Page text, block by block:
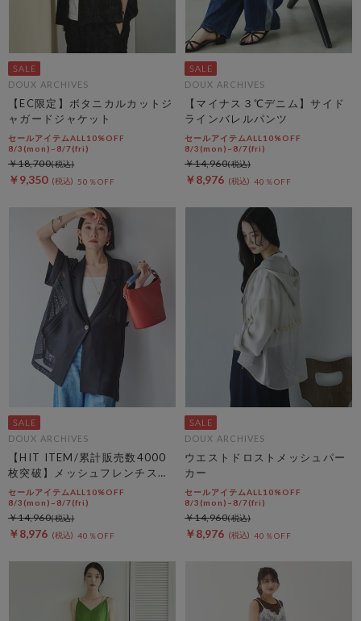
DOUX ARCHIVES
【EC限定】ボタニカルカットジ
ャガードジャケット
セールアイテムALL10%OFF
8/3(mon)~8/7(fri)
￥9,350 50％OFF
￥18,700
DOUX ARCHIVES
【マイナス３℃デニム】サイド
ラインバレルパンツ
セールアイテムALL10%OFF
8/3(mon)~8/7(fri)
￥8,976 40％OFF
￥14,960
DOUX ARCHIVES
【HIT ITEM/累計販売数4000
枚突破】メッシュフレンチスリ
ーブジャケット／
セールアイテムALL10%OFF
8/3(mon)~8/7(fri)
￥8,976 40％OFF
￥14,960
DOUX ARCHIVES
ウエストドロストメッシュパー
カー
セールアイテムALL10%OFF
8/3(mon)~8/7(fri)
￥8,976 40％OFF
￥14,960